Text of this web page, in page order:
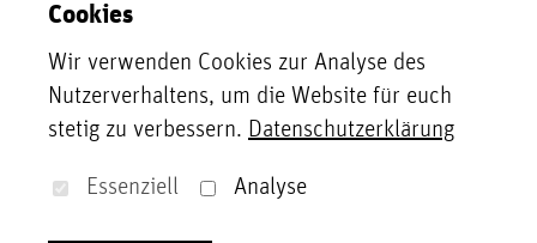
NEWSLETTER
Zur Newsletter Anmeldung
UNTERSTÜTZER*INNEN
Unsere Partner*innen, Fördergeber*innen und
Cookies
Wir verwenden Cookies zur Analyse des
Nutzerverhaltens, um die Website für euch
stetig zu verbessern. Datenschutzerklärung
Essenziell Analyse